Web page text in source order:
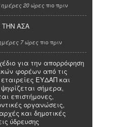
ημέρες 20 ώρεςπιο πριν
ΤΗΝ ΑΣΑ
7 ώρεςπιο πριν
για την απορρόφηση
φορέων από τις
ΕΥΔΑΠ και
σήμερα,
επιστήμονες,
οργανώσεις,
και δημοτικές
ύδρευσης